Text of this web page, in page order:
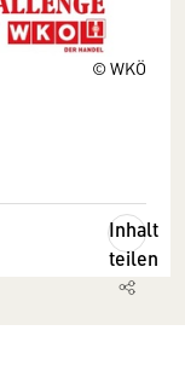
© WKÖ
Inhalt
teilen